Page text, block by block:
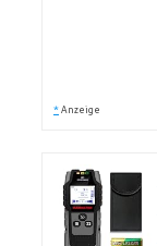
* Anzeige